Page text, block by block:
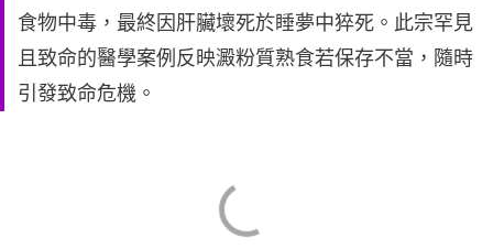
食物中毒，最終因肝臟壞死於睡夢中猝死。此宗罕見
且致命的醫學案例反映澱粉質熟食若保存不當，隨時
引發致命危機。